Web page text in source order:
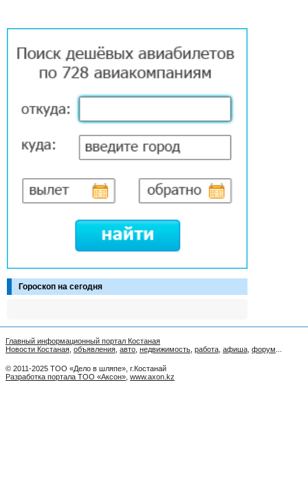
Гороскоп на сегодня
Главный информационный портал Костаная
Новости Костаная объявления авто недвижимость работа афиша форум
© 2011-2025 ТОО «Дело в шляпе», г.Костанай
Разработка портала ТОО «Аксон» www.axon.kz